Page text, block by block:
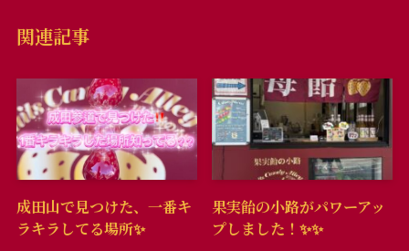
関連記事
成田山で見つけた、一番キ
ラキラしてる場所✨️
果実飴の小路がパワーアッ
プしました！✨️✨️